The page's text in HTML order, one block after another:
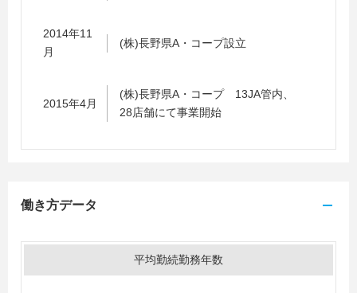
2014年11
月
(株)長野県A・コープ設立
2015年4月
(株)長野県A・コープ 13JA管内、
28店舗にて事業開始
働き方データ
平均勤続勤務年数